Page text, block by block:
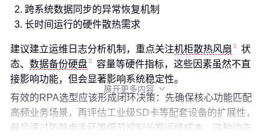
跨系统数据同步的异常恢复机制
长时间运行的硬件散热需求
建议建立运维日志分析机制，重点关注机柜散热风扇
状
态、 数据备份硬盘
容量等硬件指标，这些因素虽然不直
接影响功能，但会显著影响系统稳定性。
有效的RPA选型应该形成闭环决策：先确保核心功能匹配
高频业务场景，再评估工业级SD卡等配套设备的扩展性，
最后通过防静电手环等细节控制长期运维成本。这种动态
展开更多内容 